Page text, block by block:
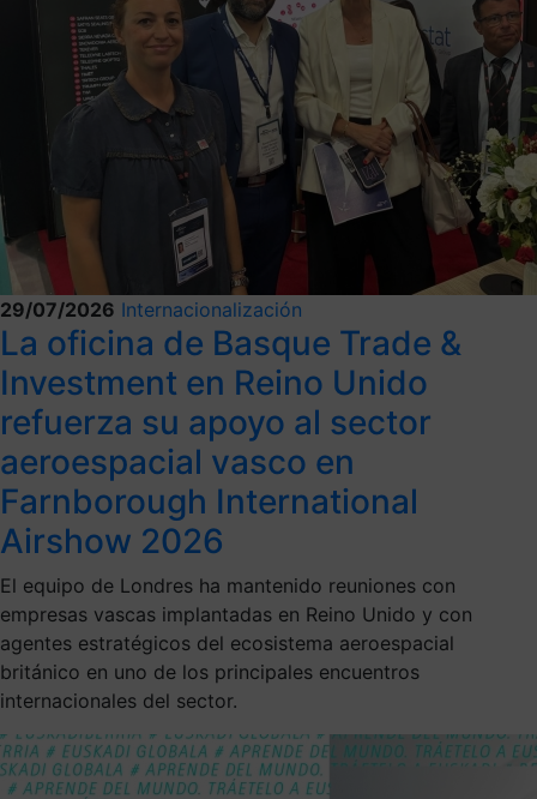
29/07/2026 Internacionalización
La oficina de Basque Trade &
Investment en Reino Unido
refuerza su apoyo al sector
aeroespacial vasco en
Farnborough International
Airshow 2026
El equipo de Londres ha mantenido reuniones con
empresas vascas implantadas en Reino Unido y con
agentes estratégicos del ecosistema aeroespacial
británico en uno de los principales encuentros
internacionales del sector.